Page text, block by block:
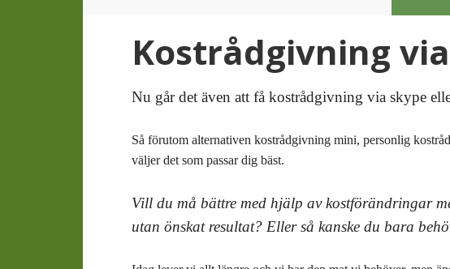
Kostrådgivning
Nu går det även att få kostrådgivning via skype
Så förutom alternativen kostrådgivning mini, personlig
väljer det som passar dig bäst.
Vill du må bättre med hjälp av kostförändringar
utan önskat resultat? Eller så kanske du bara